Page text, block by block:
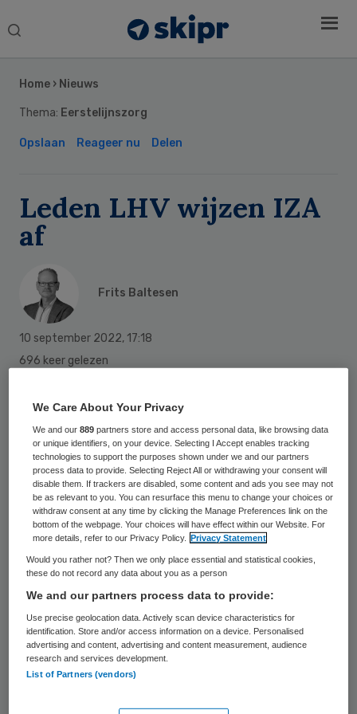
Search
Home › Nieuws
Thema: Eerstelijnszorg
Opslaan Reageer nu Delen
Leden LHV wijzen IZA
af
Frits Baltesen
10 september 2022, 17:18
696 keer gelezen
Integraal Zorgakkoord (IZA) af. Dat stelt de
NOS, die in bezit is van de uitslag van een
peiling onder 3000 huisartsen. Het LHV-
bestuur neemt onder meer op grond van
deze ledenpeiling maandagavond een
besluit.
Leden mochten het IZA volgens de NOS op
tien punten waarderen. Gemiddeld kreeg
het akkoord een 5. De huisartsen vinden
onder meer een onderdeel waarin staat dat
Sidebar
We Care About Your Privacy
We and our889 partners store and access personal data, like browsing data
or unique identifiers, on your device. Selecting I Accept enables tracking
technologies to support the purposes shown under we and our partners
process data to provide. Selecting Reject All or withdrawing your consent will
disable them. If trackers are disabled, some content and ads you see may not
be as relevant to you. You can resurface this menu to change your choices or
withdraw consent at any time by clicking the Manage Preferences link on the
bottom of the webpage. Your choices will have effect within our Website. For
more details, refer to our Privacy Policy.
Privacy Statement
Would you rather not? Then we only place essential and statistical cookies,
these do not record any data about you as a person
We and our partners process data to provide:
Use precise geolocation data. Actively scan device characteristics for
identification. Store and/or access information on a device. Personalised
advertising and content, advertising and content measurement, audience
research and services development.
List of Partners (vendors)